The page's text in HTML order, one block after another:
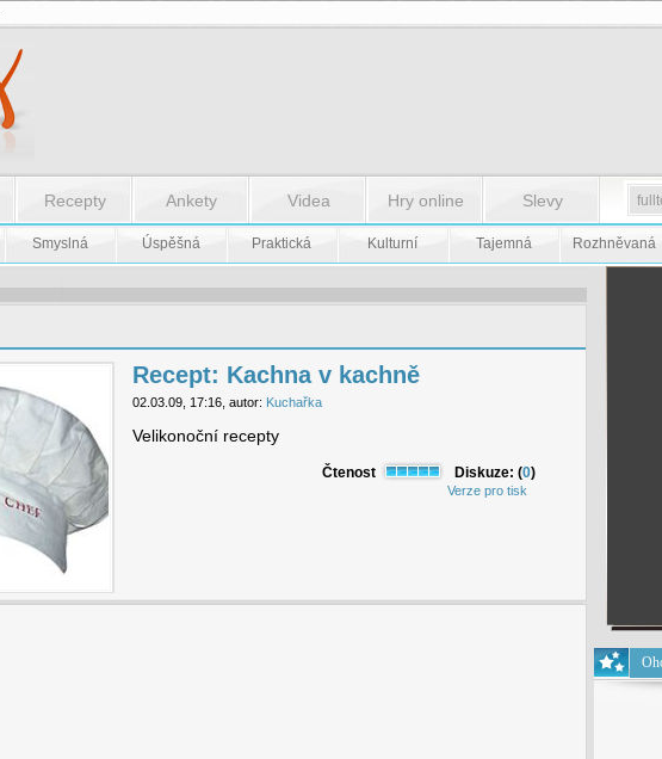
Recepty Ankety Videa Hry online Slevy
Smyslná Úspěšná Praktická Kulturní Tajemná Rozhněvaná
Recept: Kachna v kachně
02.03.09, 17:16, autor: Kuchařka
Velikonoční recepty
Čtenost Diskuze: (0)
Verze pro tisk